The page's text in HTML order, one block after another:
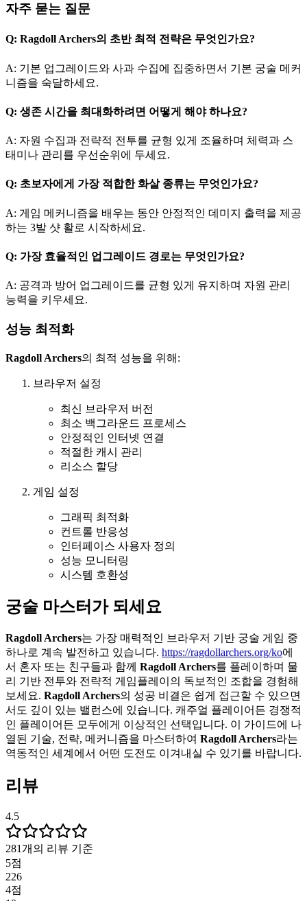
자주 묻는 질문
Q: Ragdoll Archers의 초반 최적 전략은 무엇인가요?
A: 기본 업그레이드와 사과 수집에 집중하면서 기본 궁술 메커
니즘을 숙달하세요.
Q: 생존 시간을 최대화하려면 어떻게 해야 하나요?
A: 자원 수집과 전략적 전투를 균형 있게 조율하며 체력과 스
태미나 관리를 우선순위에 두세요.
Q: 초보자에게 가장 적합한 화살 종류는 무엇인가요?
A: 게임 메커니즘을 배우는 동안 안정적인 데미지 출력을 제공
하는 3발 샷 활로 시작하세요.
Q: 가장 효율적인 업그레이드 경로는 무엇인가요?
A: 공격과 방어 업그레이드를 균형 있게 유지하며 자원 관리
능력을 키우세요.
성능 최적화
Ragdoll Archers의 최적 성능을 위해:
브라우저 설정
최신 브라우저 버전
최소 백그라운드 프로세스
안정적인 인터넷 연결
적절한 캐시 관리
리소스 할당
게임 설정
그래픽 최적화
컨트롤 반응성
인터페이스 사용자 정의
성능 모니터링
시스템 호환성
궁술 마스터가 되세요
Ragdoll Archers는 가장 매력적인 브라우저 기반 궁술 게임 중
하나로 계속 발전하고 있습니다. https://ragdollarchers.org/ko에
서 혼자 또는 친구들과 함께 Ragdoll Archers를 플레이하며 물
리 기반 전투와 전략적 게임플레이의 독보적인 조합을 경험해
보세요. Ragdoll Archers의 성공 비결은 쉽게 접근할 수 있으면
서도 깊이 있는 밸런스에 있습니다. 캐주얼 플레이어든 경쟁적
인 플레이어든 모두에게 이상적인 선택입니다. 이 가이드에 나
열된 기술, 전략, 메커니즘을 마스터하여 Ragdoll Archers라는
역동적인 세계에서 어떤 도전도 이겨내실 수 있기를 바랍니다.
리뷰
4.5
281개의 리뷰 기준
5점
226
4점